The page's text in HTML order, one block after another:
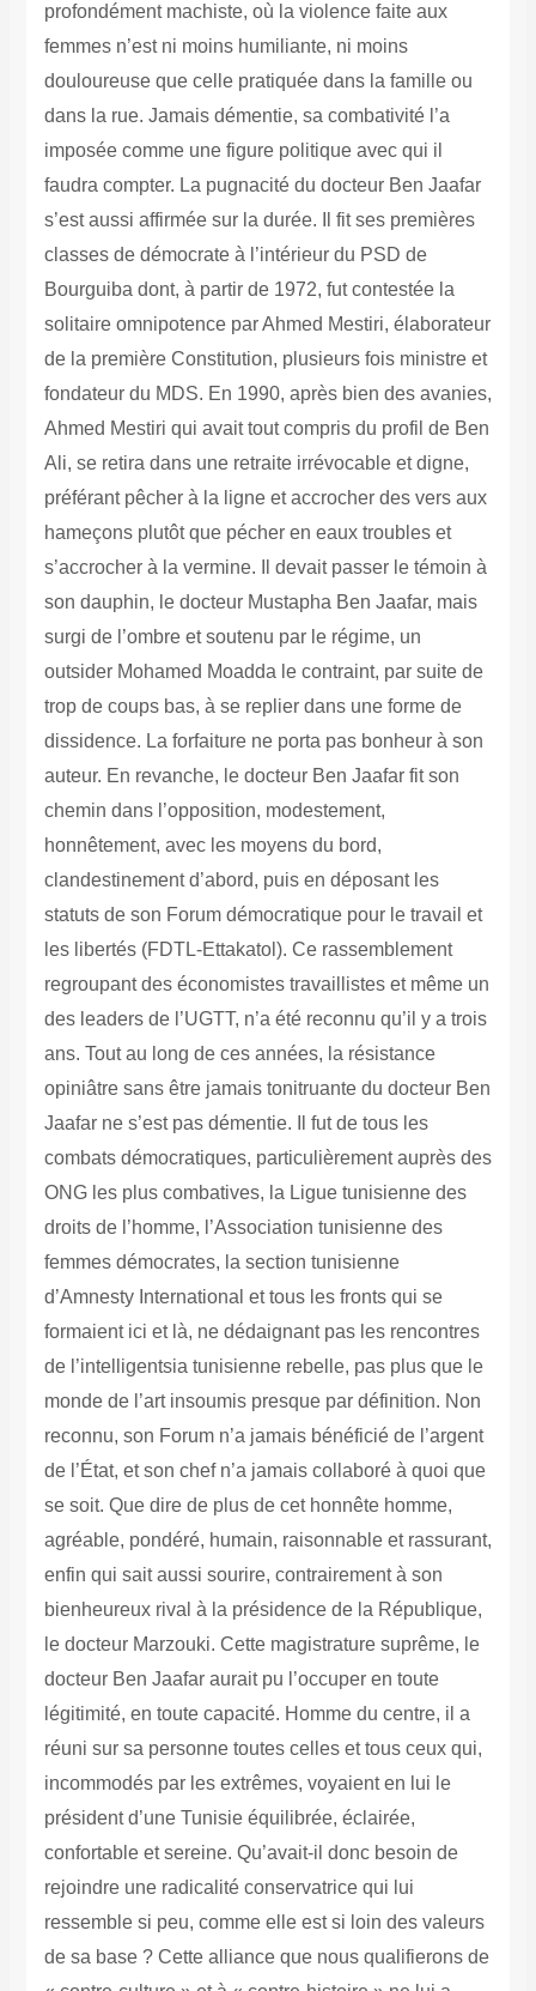
profondément machiste, où la violence faite aux
femmes n’est ni moins humiliante, ni moins
douloureuse que celle pratiquée dans la famille ou
dans la rue. Jamais démentie, sa combativité l’a
imposée comme une figure politique avec qui il
faudra compter. La pugnacité du docteur Ben Jaafar
s’est aussi affirmée sur la durée. Il fit ses premières
classes de démocrate à l’intérieur du PSD de
Bourguiba dont, à partir de 1972, fut contestée la
solitaire omnipotence par Ahmed Mestiri, élaborateur
de la première Constitution, plusieurs fois ministre et
fondateur du MDS. En 1990, après bien des avanies,
Ahmed Mestiri qui avait tout compris du profil de Ben
Ali, se retira dans une retraite irrévocable et digne,
préférant pêcher à la ligne et accrocher des vers aux
hameçons plutôt que pécher en eaux troubles et
s’accrocher à la vermine. Il devait passer le témoin à
son dauphin, le docteur Mustapha Ben Jaafar, mais
surgi de l’ombre et soutenu par le régime, un
outsider Mohamed Moadda le contraint, par suite de
trop de coups bas, à se replier dans une forme de
dissidence. La forfaiture ne porta pas bonheur à son
auteur. En revanche, le docteur Ben Jaafar fit son
chemin dans l’opposition, modestement,
honnêtement, avec les moyens du bord,
clandestinement d’abord, puis en déposant les
statuts de son Forum démocratique pour le travail et
les libertés (FDTL-Ettakatol). Ce rassemblement
regroupant des économistes travaillistes et même un
des leaders de l’UGTT, n’a été reconnu qu’il y a trois
ans. Tout au long de ces années, la résistance
opiniâtre sans être jamais tonitruante du docteur Ben
Jaafar ne s’est pas démentie. Il fut de tous les
combats démocratiques, particulièrement auprès des
ONG les plus combatives, la Ligue tunisienne des
droits de l’homme, l’Association tunisienne des
femmes démocrates, la section tunisienne
d’Amnesty International et tous les fronts qui se
formaient ici et là, ne dédaignant pas les rencontres
de l’intelligentsia tunisienne rebelle, pas plus que le
monde de l’art insoumis presque par définition. Non
reconnu, son Forum n’a jamais bénéficié de l’argent
de l’État, et son chef n’a jamais collaboré à quoi que
se soit. Que dire de plus de cet honnête homme,
agréable, pondéré, humain, raisonnable et rassurant,
enfin qui sait aussi sourire, contrairement à son
bienheureux rival à la présidence de la République,
le docteur Marzouki. Cette magistrature suprême, le
docteur Ben Jaafar aurait pu l’occuper en toute
légitimité, en toute capacité. Homme du centre, il a
réuni sur sa personne toutes celles et tous ceux qui,
incommodés par les extrêmes, voyaient en lui le
président d’une Tunisie équilibrée, éclairée,
confortable et sereine. Qu’avait-il donc besoin de
rejoindre une radicalité conservatrice qui lui
ressemble si peu, comme elle est si loin des valeurs
de sa base ? Cette alliance que nous qualifierons de